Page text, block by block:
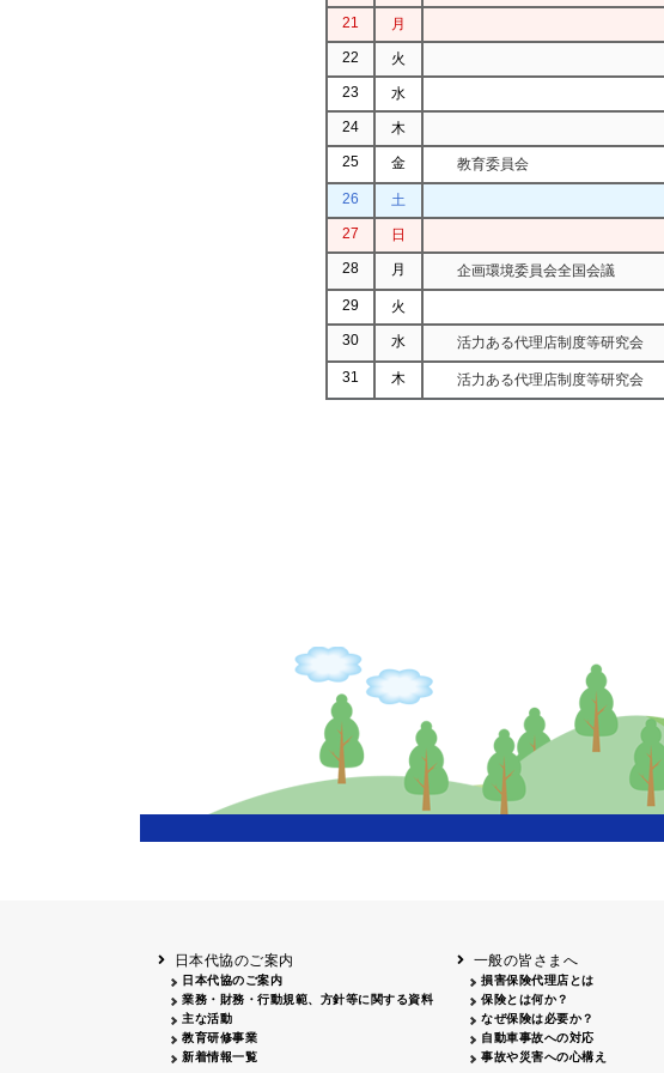
21
月
22
火
23
水
24
木
25
金 教育委員会
26
土
27
日
28
月 企画環境委員会全国会議
29
火
30
水 活力ある代理店制度等研究会
31 木 活力ある代理店制度等研究会
日本代協のご案内
日本代協のご案内
業務・財務・行動規範、方針等に関する資料
主な活動
教育研修事業
新着情報一覧
一般の皆さまへ
損害保険代理店とは
保険とは何か？
なぜ保険は必要か？
自動車事故への対応
事故や災害への心構え